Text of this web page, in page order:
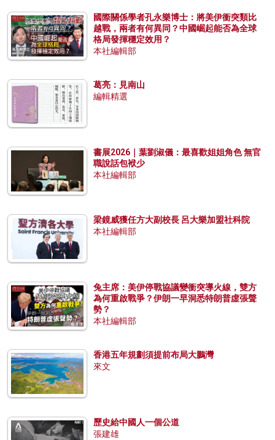
國際關係學者孔永樂博士：將美伊衝突類比
越戰，兩者有何異同？中國崛起能否為全球
格局發揮穩定效用？
本社編輯部
葛亮：見南山
編輯精選
書展2026｜葉劉淑儀：最喜歡姐姐角色 無官
職說話包袱少
本社編輯部
梁鏡威獲任方大副校長 呂大樂加盟社科院
本社編輯部
兔主席：美伊停戰協議變衝突導火線，雙方
為何重啟戰爭？伊朗一早洞悉特朗普虛張聲
勢？
本社編輯部
香港五年規劃須提前布局大鵬灣
來文
歷史給中國人一個公道
張建雄